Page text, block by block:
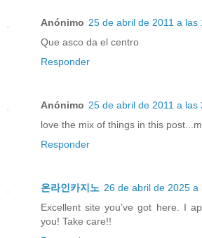
Anónimo 25 de abril de 2011 a las
Que asco da el centro
Responder
Anónimo 25 de abril de 2011 a las
love the mix of things in this
Responder
온라인카지노 26 de abril de 2025 a
Excellent site you’ve got here. I
you! Take care!!